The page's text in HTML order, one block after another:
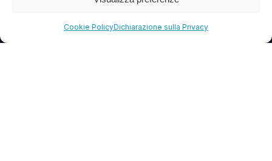
Cookie PolicyDichiarazione sulla Privacy